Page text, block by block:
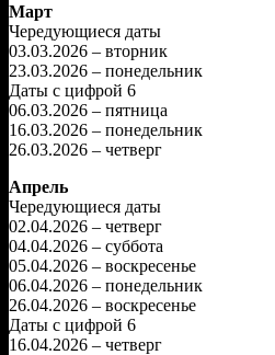
Март
Чередующиеся даты
03.03.2026 – вторник
23.03.2026 – понедельник
Даты с цифрой 6
06.03.2026 – пятница
16.03.2026 – понедельник
26.03.2026 – четверг
Апрель
Чередующиеся даты
02.04.2026 – четверг
04.04.2026 – суббота
05.04.2026 – воскресенье
06.04.2026 – понедельник
26.04.2026 – воскресенье
Даты с цифрой 6
16.04.2026 – четверг